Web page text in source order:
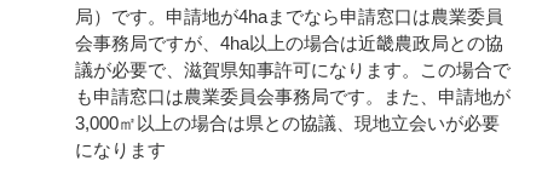
局）です。申請地が4haまでなら申請窓口は農業委員
会事務局ですが、4ha以上の場合は近畿農政局との協
議が必要で、滋賀県知事許可になります。この場合で
も申請窓口は農業委員会事務局です。また、申請地が
3,000㎡以上の場合は県との協議、現地立会いが必要
になります